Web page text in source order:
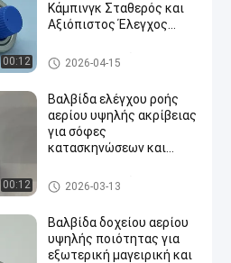
00:12
Κάμπινγκ Σταθερός και
Αξιόπιστος Έλεγχος
βαλβίδα κασετών αερίου βο
υτανίου
2026-04-15
00:12
Βαλβίδα ελέγχου ροής
αερίου υψηλής ακρίβειας
για σόφες
κατασκηνώσεων και
βαλβίδα κασετών αερίου βο
υτανίου
2026-03-13
Βαλβίδα δοχείου αερίου
υψηλής ποιότητας για
εξωτερική μαγειρική και